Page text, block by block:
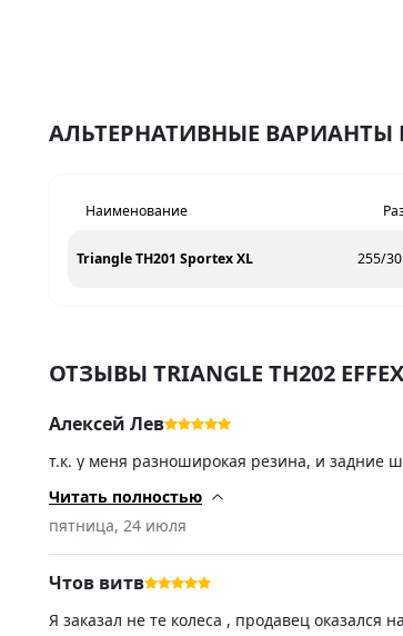
АЛЬТЕРНАТИВНЫЕ ВАРИАНТЫ
Наименование
Triangle TH201 Sportex XL 255/
ОТЗЫВЫ TRIANGLE TH202
Алексей Лев
т.к. у меня разноширокая резина, и задние
Резина мягкая, но боковину не
Читать полностью
пятница, 24 июля
Чтов витв
Я заказал не те колеса , продавец оказался